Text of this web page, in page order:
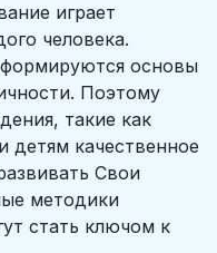
играет
человека.
основы
Поэтому
такие как
детям качественное
Свои
методики
стать ключом к